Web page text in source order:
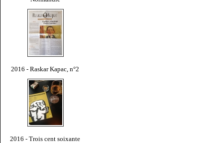
2016 - Raskar Kapac, n°2
2016 - Trois cent soixante